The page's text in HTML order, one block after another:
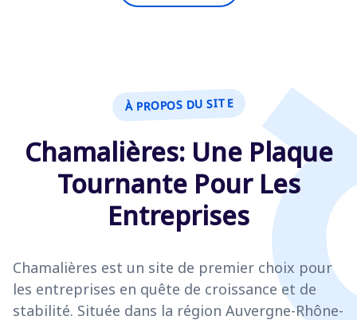
À PROPOS DU SITE
Chamalières: Une Plaque
Tournante Pour Les
Entreprises
Chamalières est un site de premier choix pour
les entreprises en quête de croissance et de
stabilité. Située dans la région Auvergne-Rhône-